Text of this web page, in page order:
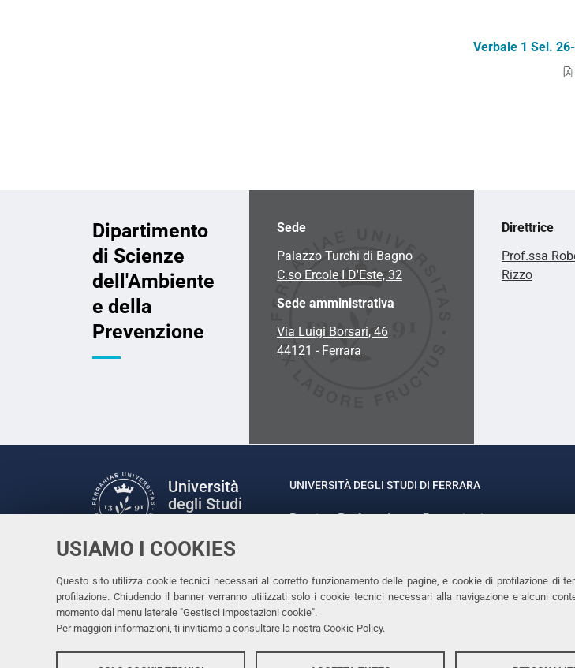
USIAMO I COOKIES
Questo sito utilizza cookie tecnici necessari al corretto funzionamento delle pagine, e cookie di profilazione di
profilazione. Chiudendo il banner verranno utilizzati solo i cookie tecnici necessari alla navigazione e alcuni
momento dal menu laterale "Gestisci impostazioni cookie".
Per maggiori informazioni, ti invitiamo a consultare la nostra Cookie Policy.
Verbale 1 Sel.
Dipartimento
di Scienze
dell'Ambiente
e della
Prevenzione
Sede
Palazzo Turchi di Bagno
C.so Ercole I D'Este, 32
Sede amministrativa
Via Luigi Borsari, 46
44121 - Ferrara
Direttrice
Prof.ssa
Rizzo
Università
degli Studi
Facebook
LinkedinInstagram
Youtube
UNIVERSITÀ DEGLI STUDI DI FERRARA
Rettrice: Prof.ssa Laura Ramaciotti